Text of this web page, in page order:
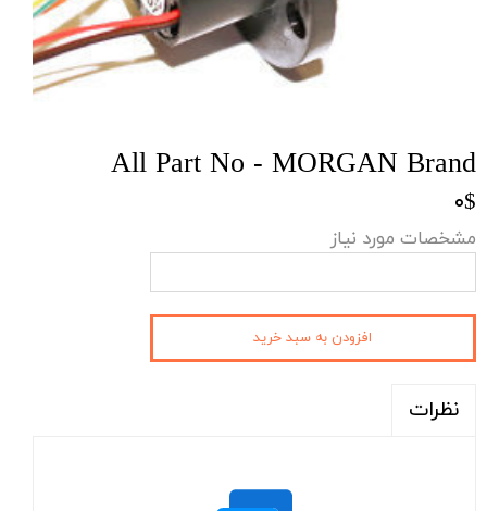
All Part No - MORGAN Brand
۰$
مشخصات مورد نیاز
افزودن به سبد خرید
نظرات